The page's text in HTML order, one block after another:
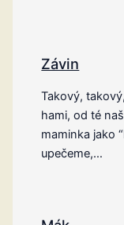
Závin
Takový,
hami, od té
maminka jako
upečeme,…